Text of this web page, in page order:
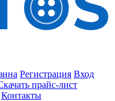
Регистрация Вход
прайс-лист
Контакты